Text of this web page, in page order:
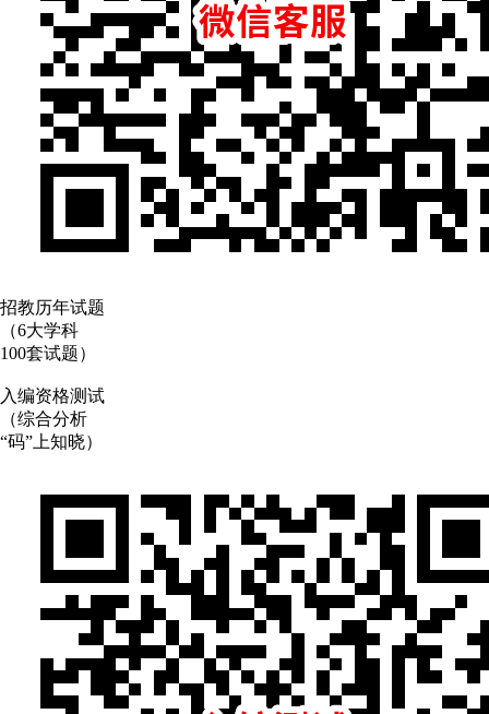
招教历年试题
（6大学科
100套试题）
入编资格测试
（综合分析
“码”上知晓）